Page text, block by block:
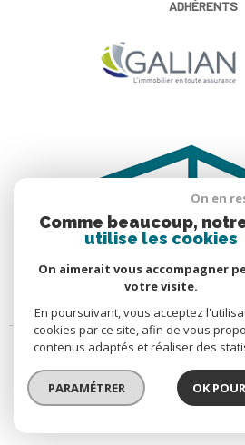
ADHÉRENTS
© 2026 | Tous droits réservés |
Nos Honoraires
Plan Du Site Mentions
On en
Comme beaucoup,
utilise les cookies
On aimerait vous accompagner
votre visite.
En poursuivant, vous acceptez
cookies par ce site, afin de vous
contenus adaptés et réaliser des
PARAMÉTRER OK